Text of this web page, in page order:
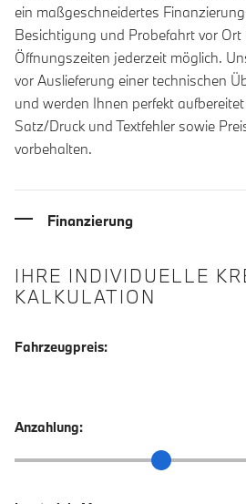
ein maßgeschneidertes
Besichtigung und Probefahrt vor
Öffnungszeiten jederzeit möglich.
vor Auslieferung einer technischen
und werden Ihnen perfekt
Satz/Druck und Textfehler sowie
vorbehalten.
Finanzierung
IHRE INDIVIDUELLE
KALKULATION
Fahrzeugpreis:
Anzahlung:
Anzahlung Schieberegler